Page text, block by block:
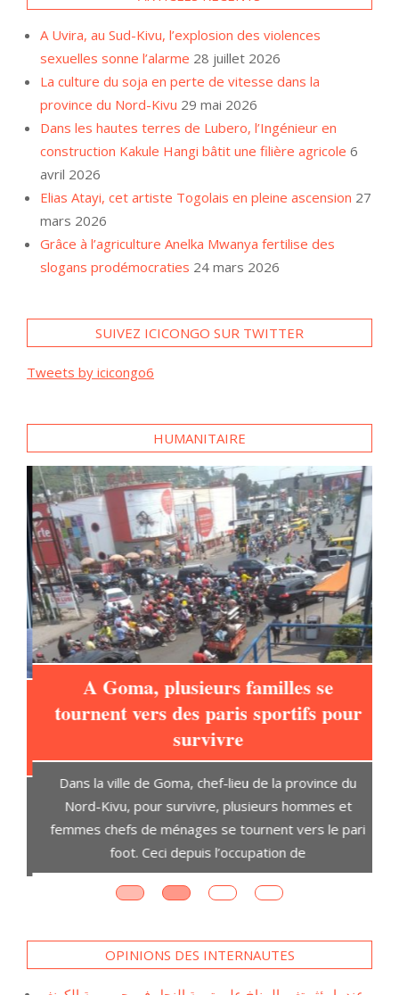
A Uvira, au Sud-Kivu, l’explosion des violences
sexuelles sonne l’alarme 28 juillet 2026
La culture du soja en perte de vitesse dans la
province du Nord-Kivu 29 mai 2026
Dans les hautes terres de Lubero, l’Ingénieur en
construction Kakule Hangi bâtit une filière agricole 6
avril 2026
Elias Atayi, cet artiste Togolais en pleine ascension 27
mars 2026
Grâce à l’agriculture Anelka Mwanya fertilise des
slogans prodémocraties 24 mars 2026
SUIVEZ ICICONGO SUR TWITTER
Tweets by icicongo6
HUMANITAIRE
A Goma, plusieurs familles se
tournent vers des paris sportifs pour
survivre
Dans la ville de Goma, chef-lieu de la province du
Nord-Kivu, pour survivre, plusieurs hommes et
femmes chefs de ménages se tournent vers le pari
foot. Ceci depuis l’occupation de
OPINIONS DES INTERNAUTES